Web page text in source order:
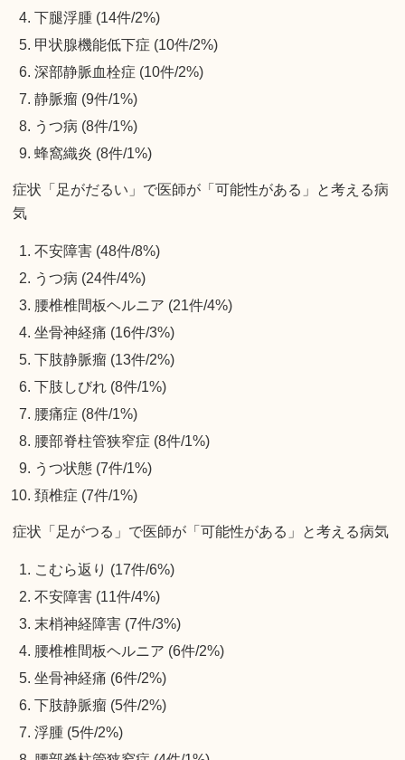
下腿浮腫 (14件/2%)
甲状腺機能低下症 (10件/2%)
深部静脈血栓症 (10件/2%)
静脈瘤 (9件/1%)
うつ病 (8件/1%)
蜂窩織炎 (8件/1%)
症状「足がだるい」で医師が「可能性がある」と考える病
気
不安障害 (48件/8%)
うつ病 (24件/4%)
腰椎椎間板ヘルニア (21件/4%)
坐骨神経痛 (16件/3%)
下肢静脈瘤 (13件/2%)
下肢しびれ (8件/1%)
腰痛症 (8件/1%)
腰部脊柱管狭窄症 (8件/1%)
うつ状態 (7件/1%)
頚椎症 (7件/1%)
症状「足がつる」で医師が「可能性がある」と考える病気
こむら返り (17件/6%)
不安障害 (11件/4%)
末梢神経障害 (7件/3%)
腰椎椎間板ヘルニア (6件/2%)
坐骨神経痛 (6件/2%)
下肢静脈瘤 (5件/2%)
浮腫 (5件/2%)